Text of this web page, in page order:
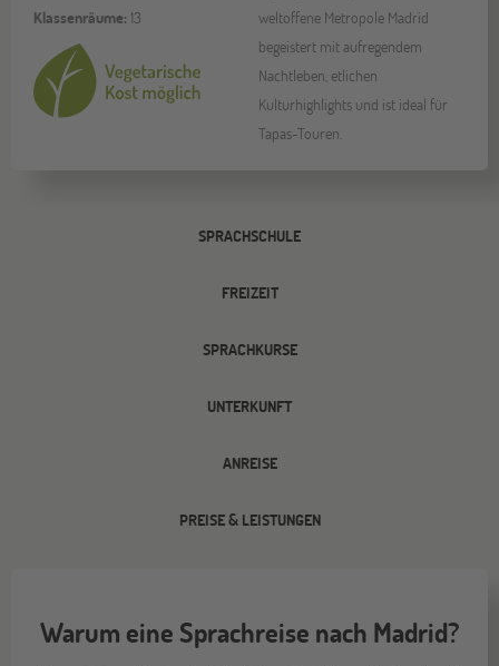
Klassenräume: 13
weltoffene Metropole Madrid
begeistert mit aufregendem
Nachtleben, etlichen
Kulturhighlights und ist ideal für
Tapas-Touren.
SPRACHSCHULE
FREIZEIT
SPRACHKURSE
UNTERKUNFT
ANREISE
PREISE & LEISTUNGEN
Warum eine Sprachreise nach Madrid?